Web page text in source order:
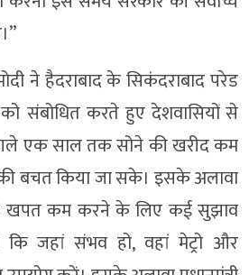
ने हैदराबाद के सिकंदराबाद परेड
संबोधित करते हुए देशवासियों से
एक साल तक सोने की खरीद कम
की बचत किया जा सके। इसके अलावा
खपत कम करने के लिए कई सुझाव
कि जहां संभव हो, वहां मेट्रो और